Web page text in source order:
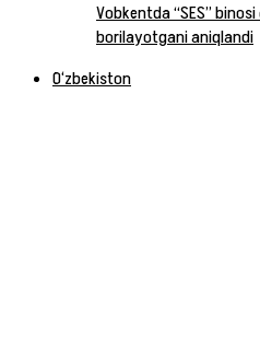
Vobkentda “SES”
borilayotgani aniqlandi
O‘zbekiston